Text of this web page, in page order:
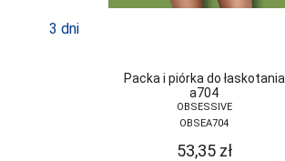
GRAWEX
HAJDAN
HANNA STYLE
HENDERSON
3 dni
Packa i piórka do łaskotania
a704
OBSESSIVE
OBSEA704
53,35 zł